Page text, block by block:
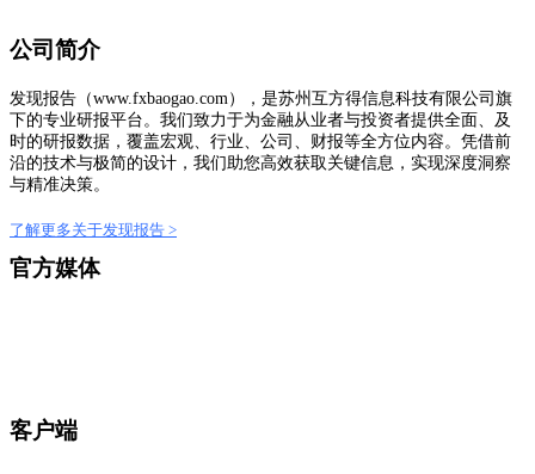
公司简介
发现报告（www.fxbaogao.com），是苏州互方得信息科技有限公司旗
下的专业研报平台。我们致力于为金融从业者与投资者提供全面、及
时的研报数据，覆盖宏观、行业、公司、财报等全方位内容。凭借前
沿的技术与极简的设计，我们助您高效获取关键信息，实现深度洞察
与精准决策。
了解更多关于发现报告 >
官方媒体
客户端